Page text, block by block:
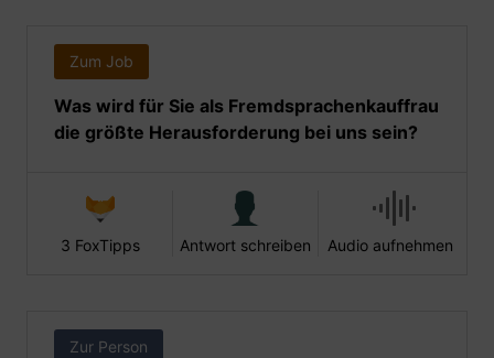
Zum Job
Was wird für Sie als Fremdsprachenkauffrau
die größte Herausforderung bei uns sein?
3 FoxTipps Antwort schreiben Audio aufnehmen
Zur Person